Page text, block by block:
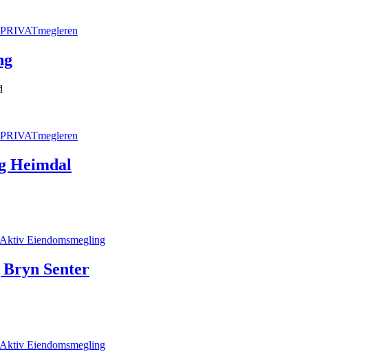
PRIVATmegleren
PRIVATmegleren
Heimdal
Aktiv Eiendomsmegling
Senter
Aktiv Eiendomsmegling